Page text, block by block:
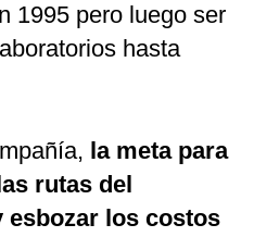
1995 pero luego ser
hasta
la meta para
rutas del
esbozar los costos